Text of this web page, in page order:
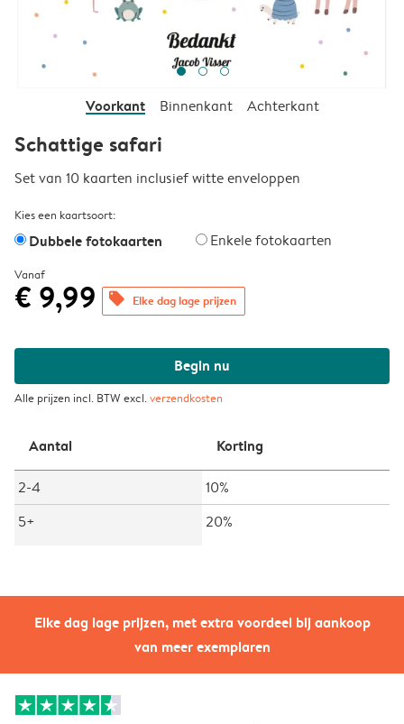
Elke dag lage prijzen, met extra voordeel bij aankoop
van meer exemplaren
Voorkant Binnenkant Achterkant
Schattige safari
Set van 10 kaarten inclusief witte enveloppen
Kies een kaartsoort:
Dubbele fotokaarten Enkele fotokaarten
Vanaf
€ 9,99 offers Elke dag lage prijzen
Begin nu
Alle prijzen incl. BTW excl.verzendkosten
Aantal Korting
2-4
10%
5+
20%